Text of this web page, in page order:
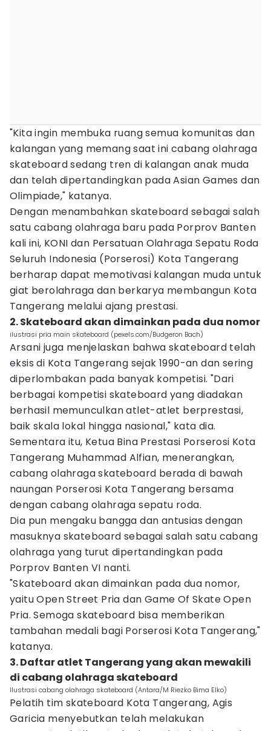
"Kita ingin membuka ruang semua komunitas dan
kalangan yang memang saat ini cabang olahraga
skateboard sedang tren di kalangan anak muda
dan telah dipertandingkan pada Asian Games dan
Olimpiade," katanya.
Dengan menambahkan skateboard sebagai salah
satu cabang olahraga baru pada Porprov Banten
kali ini, KONI dan Persatuan Olahraga Sepatu Roda
Seluruh Indonesia (Porserosi) Kota Tangerang
berharap dapat memotivasi kalangan muda untuk
giat berolahraga dan berkarya membangun Kota
Tangerang melalui ajang prestasi.
2. Skateboard akan dimainkan pada dua nomor
ilustrasi pria main skateboard (pexels.com/Budgeron Bach)
Arsani juga menjelaskan bahwa skateboard telah
eksis di Kota Tangerang sejak 1990-an dan sering
diperlombakan pada banyak kompetisi. "Dari
berbagai kompetisi skateboard yang diadakan
berhasil memunculkan atlet-atlet berprestasi,
baik skala lokal hingga nasional," kata dia.
Sementara itu, Ketua Bina Prestasi Porserosi Kota
Tangerang Muhammad Alfian, menerangkan,
cabang olahraga skateboard berada di bawah
naungan Porserosi Kota Tangerang bersama
dengan cabang olahraga sepatu roda.
Dia pun mengaku bangga dan antusias dengan
masuknya skateboard sebagai salah satu cabang
olahraga yang turut dipertandingkan pada
Porprov Banten VI nanti.
"Skateboard akan dimainkan pada dua nomor,
yaitu Open Street Pria dan Game Of Skate Open
Pria. Semoga skateboard bisa memberikan
tambahan medali bagi Porserosi Kota Tangerang,"
katanya.
3. Daftar atlet Tangerang yang akan mewakili
di cabang olahraga skateboard
Ilustrasi cabang olahraga skateboard (Antara/M Riezko Bima Elko)
Pelatih tim skateboard Kota Tangerang, Agis
Garicia menyebutkan telah melakukan